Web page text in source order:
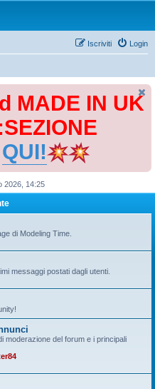
Login
Iscriviti
MADE IN UK
QUI!
2026, 14:25
di Modeling Time.
messaggi postati dagli utenti.
moderazione del forum e i principali